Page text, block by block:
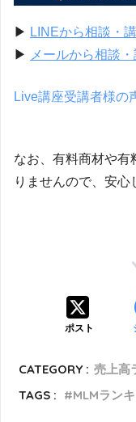
▶ LINEから相談・
▶
メールから相談
Live講座受講者様の
なお、有料商材や有
りませんので、安心
ポスト
CATEGORY : 売上高
TAGS :
MLMラン